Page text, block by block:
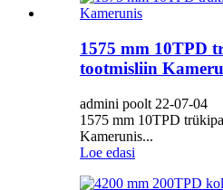
1575 mm 10TPD
tootmisliin
admini poolt 22-07-04
1575 mm 10TPD
Kamerunis...
Loe edasi